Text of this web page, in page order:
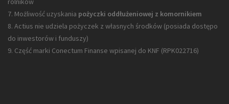
7. Możliwość uzyskania pożyczki oddłużeniowej z komornikiem
8. Actius nie udziela pożyczek z własnych środków (posiada dostępo
do inwestorów i funduszy)
9. Część marki Conectum Finanse wpisanej do KNF (RPK022716)